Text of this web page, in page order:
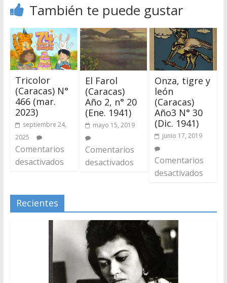
También te puede gustar
Tricolor
(Caracas) N°
466 (mar.
2023)
septiembre 24,
2025
Comentarios
desactivados
El Farol
(Caracas)
Año 2, n° 20
(Ene. 1941)
mayo 15, 2019
Comentarios
desactivados
Onza, tigre y
león
(Caracas)
Año3 N° 30
(Dic. 1941)
junio 17, 2019
Comentarios
desactivados
Recientes